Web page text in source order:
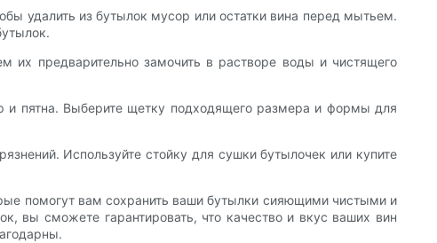
удалить из бутылок мусор или остатки вина перед мытьем.
их предварительно замочить в растворе воды и чистящего
и пятна. Выберите щетку подходящего размера и формы для
Используйте стойку для сушки бутылочек или купите
помогут вам сохранить ваши бутылки сияющими чистыми и
вы сможете гарантировать, что качество и вкус ваших вин